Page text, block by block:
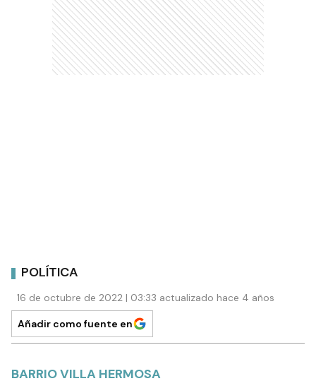
POLÍTICA
16 de octubre de 2022 | 03:33 actualizado hace 4 años
Añadir como fuente en
BARRIO VILLA HERMOSA